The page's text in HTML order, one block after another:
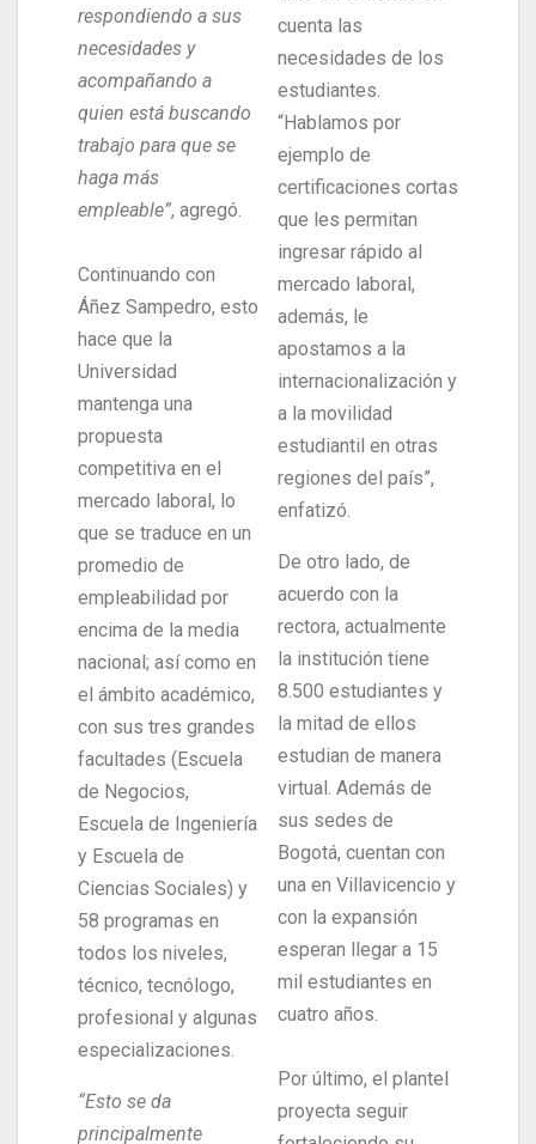
respondiendo a sus
necesidades y
acompañando a
quien está buscando
trabajo para que se
haga más
empleable”, agregó.
Continuando con
Áñez Sampedro, esto
hace que la
Universidad
mantenga una
propuesta
competitiva en el
mercado laboral, lo
que se traduce en un
promedio de
empleabilidad por
encima de la media
nacional; así como en
el ámbito académico,
con sus tres grandes
facultades (Escuela
de Negocios,
Escuela de Ingeniería
y Escuela de
Ciencias Sociales) y
58 programas en
todos los niveles,
técnico, tecnólogo,
profesional y algunas
especializaciones.
“Esto se da
principalmente
cuenta las
necesidades de los
estudiantes.
“Hablamos por
ejemplo de
certificaciones cortas
que les permitan
ingresar rápido al
mercado laboral,
además, le
apostamos a la
internacionalización y
a la movilidad
estudiantil en otras
regiones del país”,
enfatizó.
De otro lado, de
acuerdo con la
rectora, actualmente
la institución tiene
8.500 estudiantes y
la mitad de ellos
estudian de manera
virtual. Además de
sus sedes de
Bogotá, cuentan con
una en Villavicencio y
con la expansión
esperan llegar a 15
mil estudiantes en
cuatro años.
Por último, el plantel
proyecta seguir